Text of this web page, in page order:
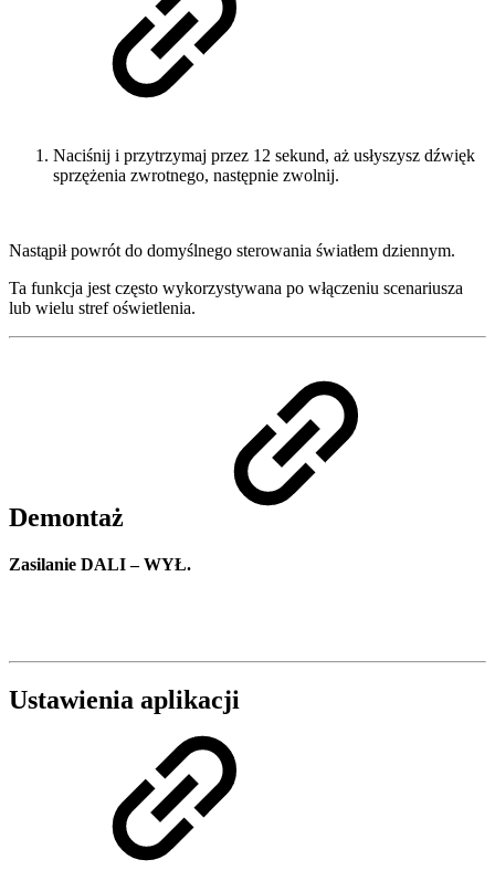
Naciśnij i przytrzymaj przez 12 sekund, aż usłyszysz dźwięk
sprzężenia zwrotnego, następnie zwolnij.
Nastąpił powrót do domyślnego sterowania światłem dziennym.
Ta funkcja jest często wykorzystywana po włączeniu scenariusza
lub wielu stref oświetlenia.
Demontaż
Zasilanie DALI – WYŁ.
Ustawienia aplikacji